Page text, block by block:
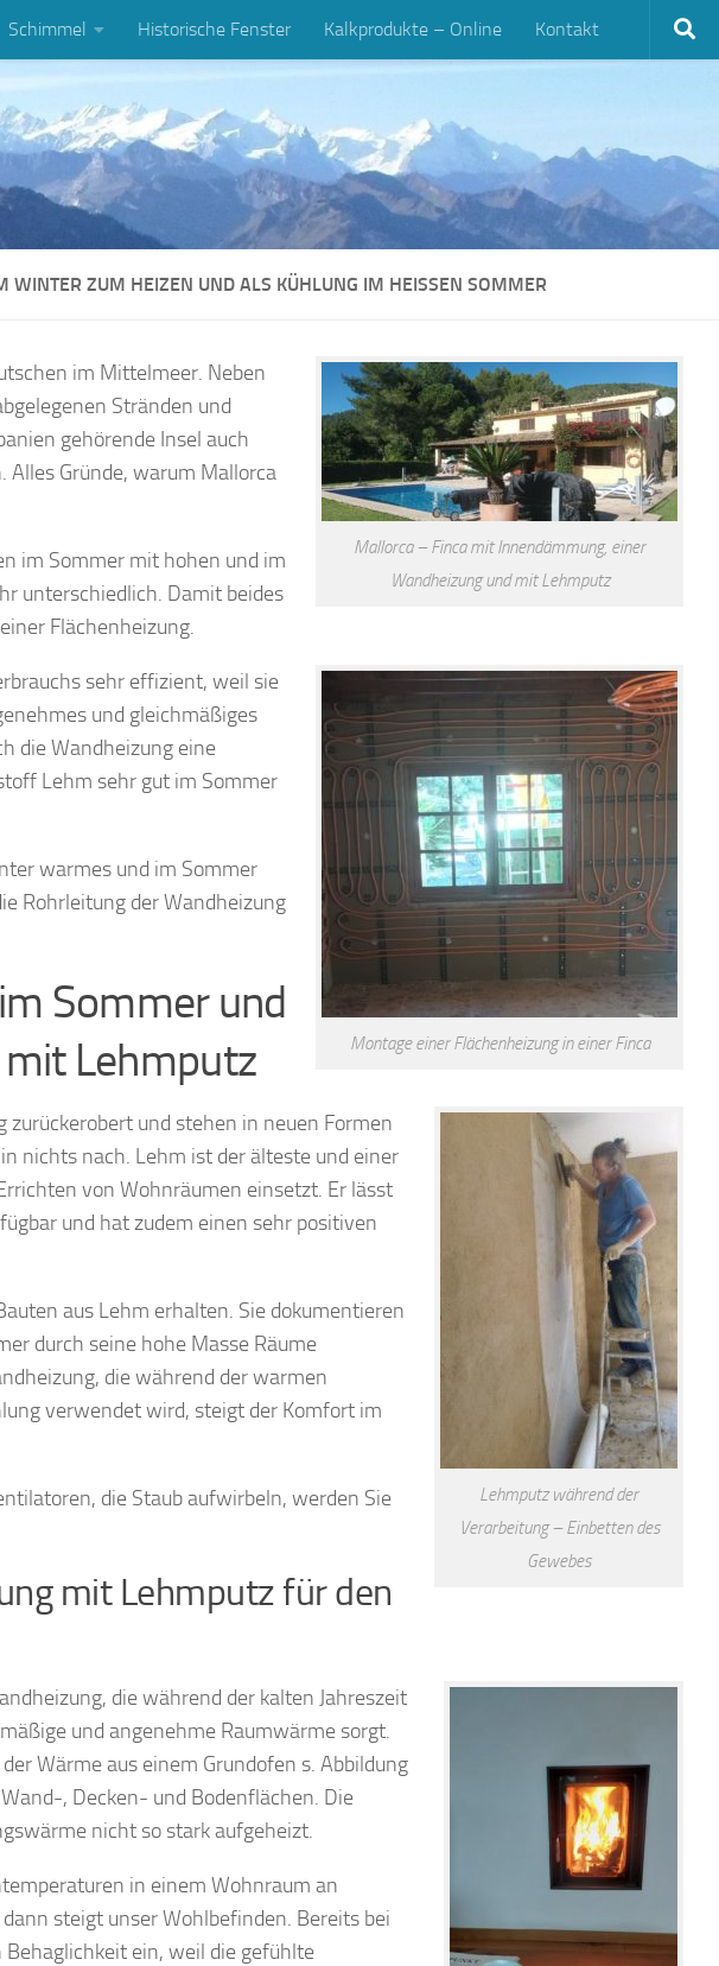
Schimmel Historische Fenster Kalkprodukte – Online Kontakt
ZUM HEIZEN UND ALS KÜHLUNG IM HEISSEN SOMMER
Mallorca – Finca mit Innendämmung, einer
Wandheizung und mit Lehmputz
im Mittelmeer. Neben
Stränden und
gehörende Insel auch
Gründe, warum Mallorca
im Sommer mit hohen und im
unterschiedlich. Damit beides
Flächenheizung.
Montage einer Flächenheizung in einer Finca
sehr effizient, weil sie
und gleichmäßiges
die Wandheizung eine
Lehm sehr gut im Sommer
warmes und im Sommer
Rohrleitung der Wandheizung
Sommer und
Lehmputz
Lehmputz während der
Verarbeitung – Einbetten des
Gewebes
und stehen in neuen Formen
nichts nach. Lehm ist der älteste und einer
von Wohnräumen einsetzt. Er lässt
und hat zudem einen sehr positiven
aus Lehm erhalten. Sie dokumentieren
durch seine hohe Masse Räume
die während der warmen
verwendet wird, steigt der Komfort im
die Staub aufwirbeln, werden Sie
mit Lehmputz für den
die während der kalten Jahreszeit
und angenehme Raumwärme sorgt.
Wärme aus einem Grundofen s. Abbildung
, Decken- und Bodenflächen. Die
nicht so stark aufgeheizt.
in einem Wohnraum an
steigt unser Wohlbefinden. Bereits bei
ein, weil die gefühlte